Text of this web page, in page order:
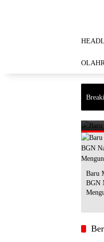
Harapan Itu Bernama
Baru
BGN